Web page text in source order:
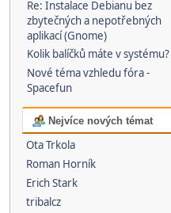
Re: Instalace Debianu bez
zbytečných a nepotřebných
aplikací (Gnome)
Kolik balíčků máte v systému?
Nové téma vzhledu fóra -
Spacefun
Nejvíce nových témat
Ota Trkola
Roman Horník
Erich Stark
tribalcz